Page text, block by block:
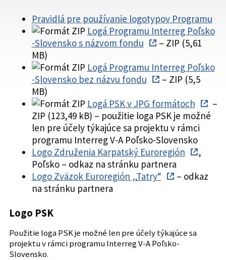
Pravidlá pre používanie logotypov Programu
Logá Programu Interreg Poľsko
-Slovensko s názvom fondu
– ZIP (5,61
MB)
Logá Programu Interreg Poľsko
-Slovensko bez názvu fondu
– ZIP (5,5
MB)
Logá PSK v JPG formátoch
–
ZIP (123,49 kB) – použitie loga PSK je možné
len pre účely týkajúce sa projektu v rámci
programu Interreg V-A Poľsko-Slovensko
Logo Združenia Karpatský Euroregión
,
Poľsko – odkaz na stránku partnera
Logo Zväzok Euroregión „Tatry“
– odkaz
na stránku partnera
Logo PSK
Použitie loga PSK je možné len pre účely týkajúce sa
projektu v rámci programu Interreg V-A Poľsko-
Slovensko.